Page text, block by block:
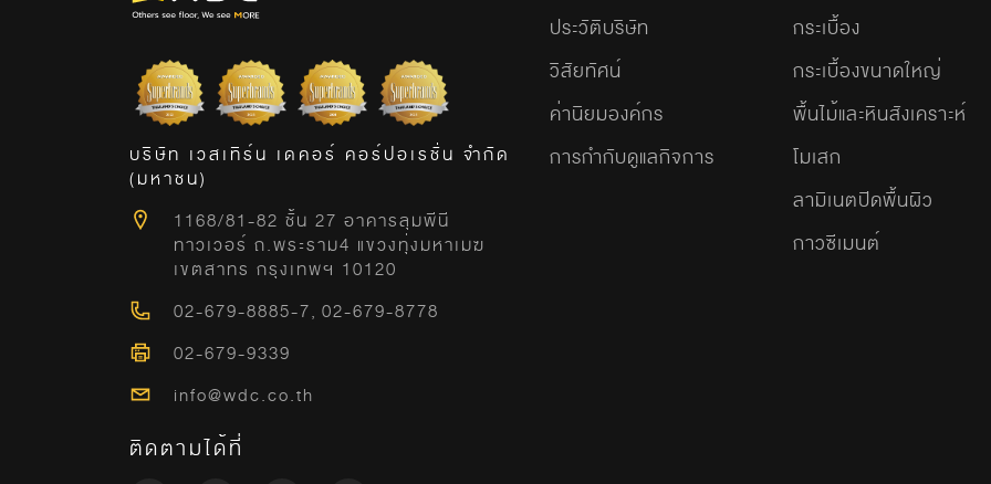
บริษัท เวสเทิร์น เดคอร์ คอร์ปอเรชั่น จำกัด
(มหาชน)
1168/81-82 ชั้น 27 อาคารลุมพีนี
ทาวเวอร์ ถ.พระราม4 แขวงทุ่งมหาเมฆ
เขตสาทร กรุงเทพฯ 10120
02-679-8885-7, 02-679-8778
02-679-9339
info@wdc.co.th
ติดตามได้ที่
ประวัติบริษัท
วิสัยทัศน์
ค่านิยมองค์กร
การกำกับดูแลกิจการ
กระเบื้อง
กระเบื้องขนาดใหญ่
พื้นไม้และหินสังเคราะห์
โมเสก
ลามิเนตปิดพื้นผิว
กาวซีเมนต์